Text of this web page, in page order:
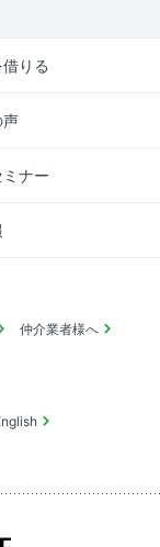
りる
声
ナー
仲介業者様へ